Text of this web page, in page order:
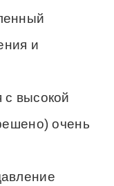
и
с высокой
очень